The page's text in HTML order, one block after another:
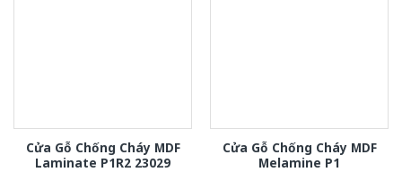
Cửa Gỗ Chống Cháy MDF
Laminate P1R2 23029
Cửa Gỗ Chống Cháy MDF
Melamine P1